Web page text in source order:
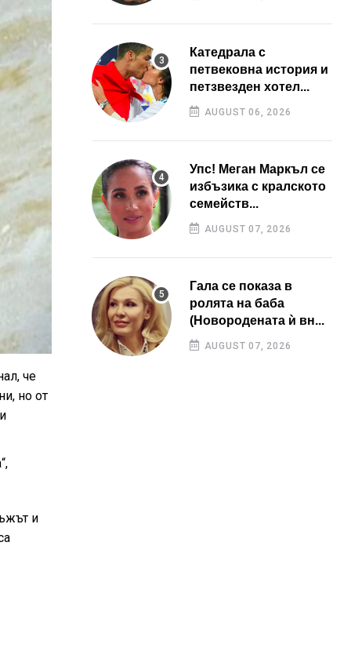
че
но от
и
Катедрала с
петвековна история и
петзвезден хотел...
AUGUST 06, 2026
Упс! Меган Маркъл се
избъзика с кралското
семейств...
AUGUST 07, 2026
Гала се показа в
ролята на баба
(Новородената ѝ вн...
AUGUST 07, 2026